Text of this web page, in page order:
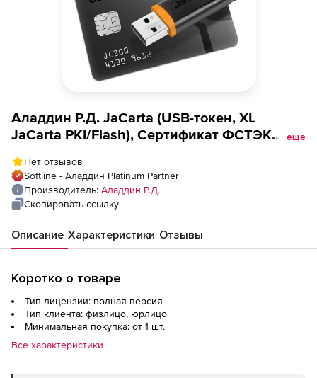
Аладдин Р.Д. JaCarta (USB-токен, XL
JaCarta PKI/Flash), Сертификат ФСТЭК
память 2ГБ. до 500 шт. (за единицу)
еще
Нет отзывов
Softline - Аладдин Platinum Partner
Производитель: Аладдин Р.Д.
Скопировать ссылку
Описание Характеристики Отзывы
Коротко о товаре
Тип лицензии: полная версия
Тип клиента: физлицо, юрлицо
Минимальная покупка: от 1 шт.
Все характеристики